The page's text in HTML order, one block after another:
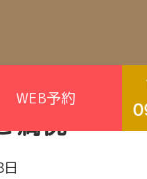
WEB予約
満悦